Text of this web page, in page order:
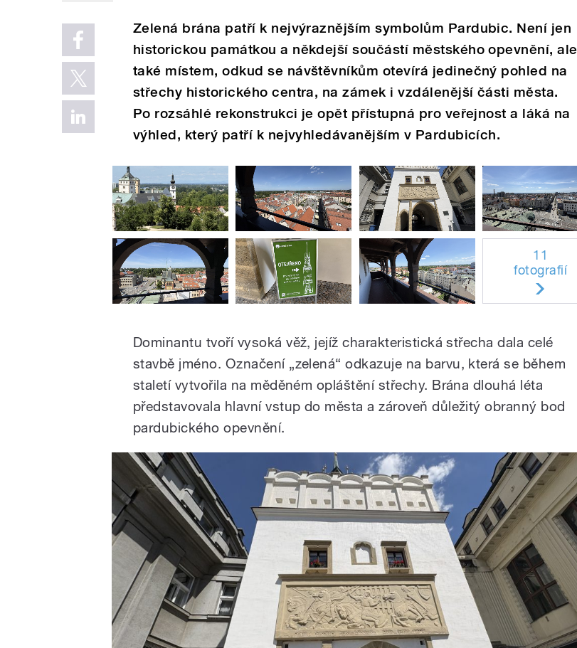
Zelená brána patří k nejvýraznějším symbolům Pardubic. Není jen
historickou památkou a někdejší součástí městského opevnění, ale
také místem, odkud se návštěvníkům otevírá jedinečný pohled na
střechy historického centra, na zámek i vzdálenější části města.
Po rozsáhlé rekonstrukci je opět přístupná pro veřejnost a láká na
výhled, který patří k nejvyhledávanějším v Pardubicích.
11
fotografií
Dominantu tvoří vysoká věž, jejíž charakteristická střecha dala celé
stavbě jméno. Označení „zelená“ odkazuje na barvu, která se během
staletí vytvořila na měděném opláštění střechy. Brána dlouhá léta
představovala hlavní vstup do města a zároveň důležitý obranný bod
pardubického opevnění.